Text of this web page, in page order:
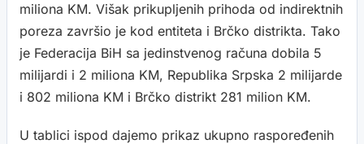
miliona KM. Višak prikupljenih prihoda od indirektnih
poreza završio je kod entiteta i Brčko distrikta. Tako
je Federacija BiH sa jedinstvenog računa dobila 5
milijardi i 2 miliona KM, Republika Srpska 2 milijarde
i 802 miliona KM i Brčko distrikt 281 milion KM.
U tablici ispod dajemo prikaz ukupno raspoređenih